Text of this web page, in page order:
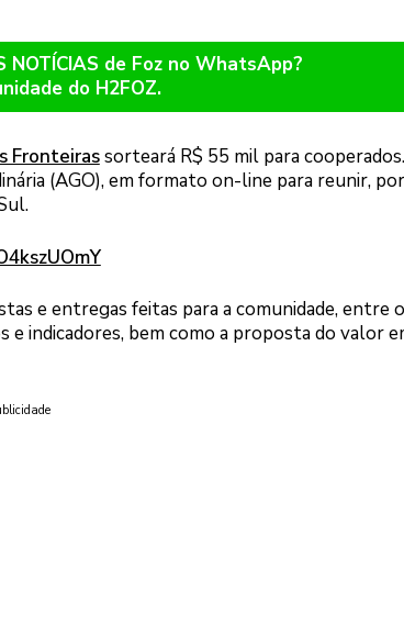
NOTÍCIAS de Foz no WhatsApp?
do H2FOZ.
Fronteirassorteará R$ 55 mil para cooperados.
(AGO), em formato on-line para reunir,
e entregas feitas para a comunidade, entre
indicadores, bem como a proposta do valor